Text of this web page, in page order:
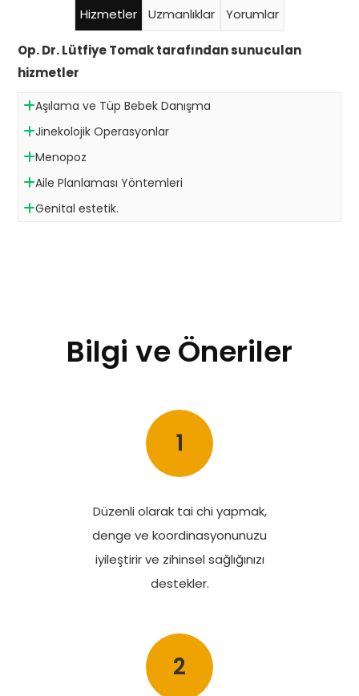
Hizmetler Uzmanlıklar Yorumlar
Op. Dr. Lütfiye Tomak tarafından sunuculan
hizmetler
Aşılama ve Tüp Bebek Danışma
Jinekolojik Operasyonlar
Menopoz
Aile Planlaması Yöntemleri
Genital estetik.
Bilgi ve Öneriler
1
Düzenli olarak tai chi yapmak,
denge ve koordinasyonunuzu
iyileştirir ve zihinsel sağlığınızı
destekler.
2